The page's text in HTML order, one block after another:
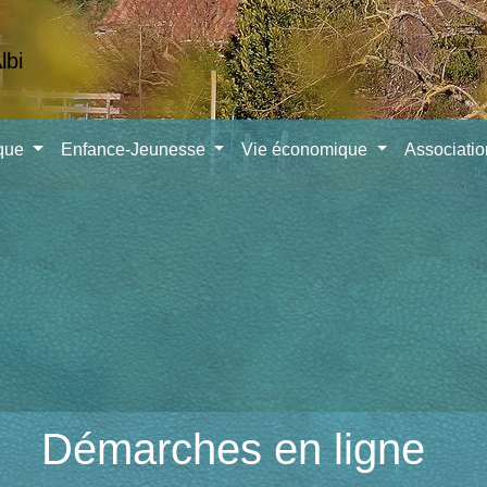
Enfance-Jeunesse Vie économique
Démarches en ligne